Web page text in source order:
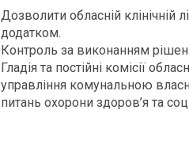
Дозволити обласній клінічній
додатком.
Контроль за виконанням
Гладія та постійні комісії
управління комунальною
питань охорони здоров’я та